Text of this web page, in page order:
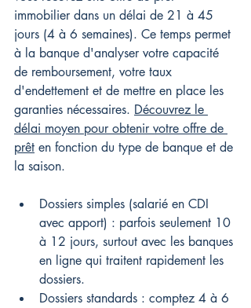
immobilier dans un délai de 21 à 45
jours (4 à 6 semaines). Ce temps permet
à la banque d'analyser votre capacité
de remboursement, votre taux
d'endettement et de mettre en place les
garanties nécessaires. Découvrez le
délai moyen pour obtenir votre offre de
prêt en fonction du type de banque et de
la saison.
Dossiers simples (salarié en CDI
avec apport) : parfois seulement 10
à 12 jours, surtout avec les banques
en ligne qui traitent rapidement les
dossiers.
Dossiers standards : comptez 4 à 6